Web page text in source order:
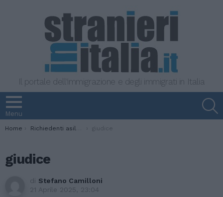
Il portale dell'immigrazione e degli immigrati in Italia
Menu
You are here:
Home Richiedenti asilo nei CPR in Albania: la Corte d’Appello di Roma blocca il trattenimento giudice
giudice
di Stefano Camilloni
21 Aprile 2025, 23:04